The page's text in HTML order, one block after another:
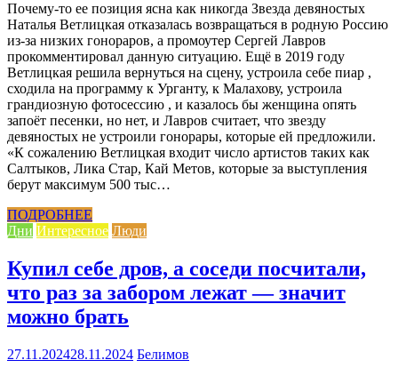
Почему-то ее позиция ясна как никогда Звезда девяностых
Наталья Ветлицкая отказалась возвращаться в родную Россию
из-за низких гонораров, а промоутер Сергей Лавров
прокомментировал данную ситуацию. Ещё в 2019 году
Ветлицкая решила вернуться на сцену, устроила себе пиар ,
сходила на программу к Урганту, к Малахову, устроила
грандиозную фотосессию , и казалось бы женщина опять
запоёт песенки, но нет, и Лавров считает, что звезду
девяностых не устроили гонорары, которые ей предложили.
«К сожалению Ветлицкая входит число артистов таких как
Салтыков, Лика Стар, Кай Метов, которые за выступления
берут максимум 500 тыс…
ПОДРОБНЕЕ
Дни Интересное Люди
Купил себе дров, а соседи посчитали,
что раз за забором лежат — значит
можно брать
27.11.202428.11.2024 Белимов